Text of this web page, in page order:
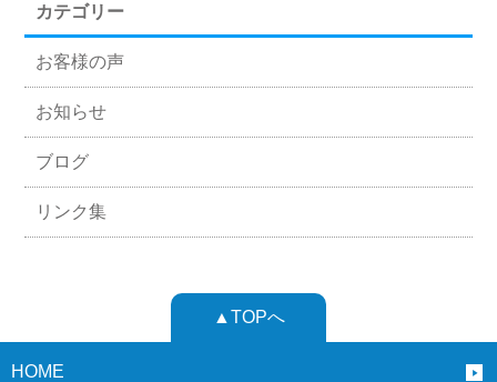
カテゴリー
お客様の声
お知らせ
ブログ
リンク集
▲TOPへ
HOME